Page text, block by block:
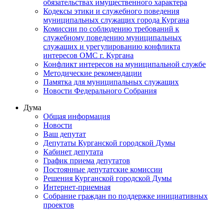
обязательствах имущественного характера
Кодексы этики и служебного поведения
муниципальных служащих города Кургана
Комиссии по соблюдению требований к
служебному поведению муниципальных
служащих и урегулированию конфликта
интересов ОМС г. Кургана
Конфликт интересов на муниципальной службе
Методические рекомендации
Памятка для муниципальных служащих
Новости Федерального Cобрания
Дума
Общая информация
Новости
Ваш депутат
Депутаты Курганской городской Думы
Кабинет депутата
График приема депутатов
Постоянные депутатские комиссии
Решения Курганской городской Думы
Интернет-приемная
Собрание граждан по поддержке инициативных
проектов